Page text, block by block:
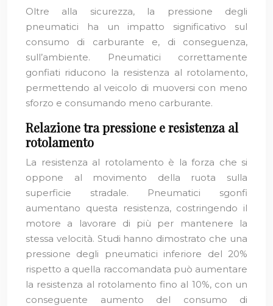
Oltre alla sicurezza, la pressione degli
pneumatici ha un impatto significativo sul
consumo di carburante e, di conseguenza,
sull’ambiente. Pneumatici correttamente
gonfiati riducono la resistenza al rotolamento,
permettendo al veicolo di muoversi con meno
sforzo e consumando meno carburante.
Relazione tra pressione e resistenza al
rotolamento
La resistenza al rotolamento è la forza che si
oppone al movimento della ruota sulla
superficie stradale. Pneumatici sgonfi
aumentano questa resistenza, costringendo il
motore a lavorare di più per mantenere la
stessa velocità. Studi hanno dimostrato che una
pressione degli pneumatici inferiore del 20%
rispetto a quella raccomandata può aumentare
la resistenza al rotolamento fino al 10%, con un
conseguente aumento del consumo di